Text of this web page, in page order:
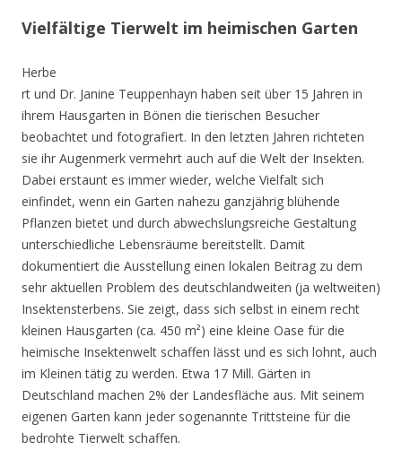
Vielfältige Tierwelt im heimischen Garten
Herbe
rt und Dr. Janine Teuppenhayn haben seit über 15 Jahren in
ihrem Hausgarten in Bönen die tierischen Besucher
beobachtet und fotografiert. In den letzten Jahren richteten
sie ihr Augenmerk vermehrt auch auf die Welt der Insekten.
Dabei erstaunt es immer wieder, welche Vielfalt sich
einfindet, wenn ein Garten nahezu ganzjährig blühende
Pflanzen bietet und durch abwechslungsreiche Gestaltung
unterschiedliche Lebensräume bereitstellt. Damit
dokumentiert die Ausstellung einen lokalen Beitrag zu dem
sehr aktuellen Problem des deutschlandweiten (ja weltweiten)
Insektensterbens. Sie zeigt, dass sich selbst in einem recht
kleinen Hausgarten (ca. 450 m²) eine kleine Oase für die
heimische Insektenwelt schaffen lässt und es sich lohnt, auch
im Kleinen tätig zu werden. Etwa 17 Mill. Gärten in
Deutschland machen 2% der Landesfläche aus. Mit seinem
eigenen Garten kann jeder sogenannte Trittsteine für die
bedrohte Tierwelt schaffen.